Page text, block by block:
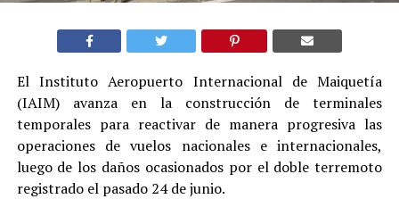
El Instituto Aeropuerto Internacional de Maiquetía
(IAIM) avanza en la construcción de terminales
temporales para reactivar de manera progresiva las
operaciones de vuelos nacionales e internacionales,
luego de los daños ocasionados por el doble terremoto
registrado el pasado 24 de junio.